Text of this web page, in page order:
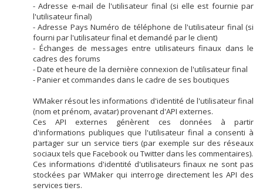
- Adresse e-mail de l'utilisateur final (si elle est fournie par
l'utilisateur final)
- Adresse Pays Numéro de téléphone de l'utilisateur final (si
fourni par l'utilisateur final et demandé par le client)
- Échanges de messages entre utilisateurs finaux dans le
cadres des forums
- Date et heure de la dernière connexion de l'utilisateur final
- Panier et commandes dans le cadre de ses boutiques
WMaker résout les informations d'identité de l'utilisateur final
(nom et prénom, avatar) provenant d'API externes.
Ces API externes génèrent ces données à partir
d'informations publiques que l'utilisateur final a consenti à
partager sur un service tiers (par exemple sur des réseaux
sociaux tels que Facebook ou Twitter dans les commentaires).
Ces informations d'identité d'utilisateurs finaux ne sont pas
stockées par WMaker qui interroge directement les API des
services tiers.